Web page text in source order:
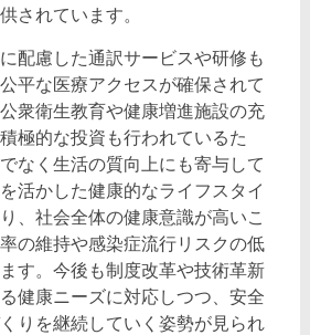
されています。
配慮した通訳サービスや研修も
平な医療アクセスが確保されて
衆衛生教育や健康増進施設の充
極的な投資も行われているた
なく生活の質向上にも寄与して
活かした健康的なライフスタイ
、社会全体の健康意識が高いこ
の維持や感染症流行リスクの低
す。今後も制度改革や技術革新
健康ニーズに対応しつつ、安全
りを継続していく姿勢が見られ